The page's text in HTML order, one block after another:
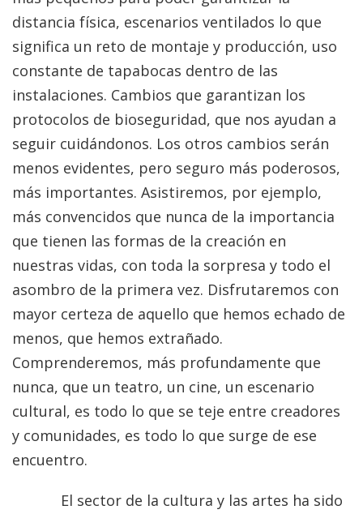
distancia física, escenarios ventilados lo que
significa un reto de montaje y producción, uso
constante de tapabocas dentro de las
instalaciones. Cambios que garantizan los
protocolos de bioseguridad, que nos ayudan a
seguir cuidándonos. Los otros cambios serán
menos evidentes, pero seguro más poderosos,
más importantes. Asistiremos, por ejemplo,
más convencidos que nunca de la importancia
que tienen las formas de la creación en
nuestras vidas, con toda la sorpresa y todo el
asombro de la primera vez. Disfrutaremos con
mayor certeza de aquello que hemos echado de
menos, que hemos extrañado.
Comprenderemos, más profundamente que
nunca, que un teatro, un cine, un escenario
cultural, es todo lo que se teje entre creadores
y comunidades, es todo lo que surge de ese
encuentro.
El sector de la cultura y las artes ha sido